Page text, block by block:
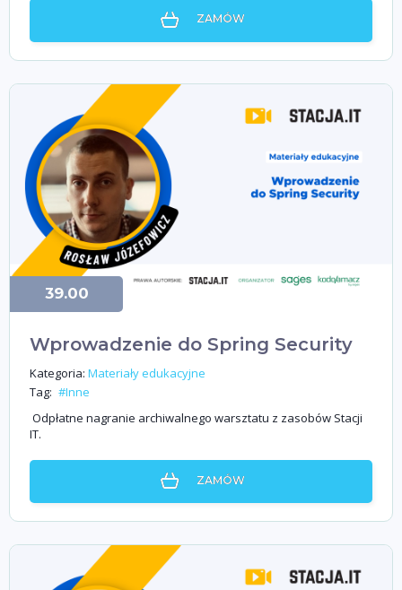
ZAMÓW
Wprowadzenie do Spring Security
Kategoria: Materiały edukacyjne
Tag: #Inne
Odpłatne nagranie archiwalnego warsztatu z zasobów Stacji
IT.
39.00
ZAMÓW